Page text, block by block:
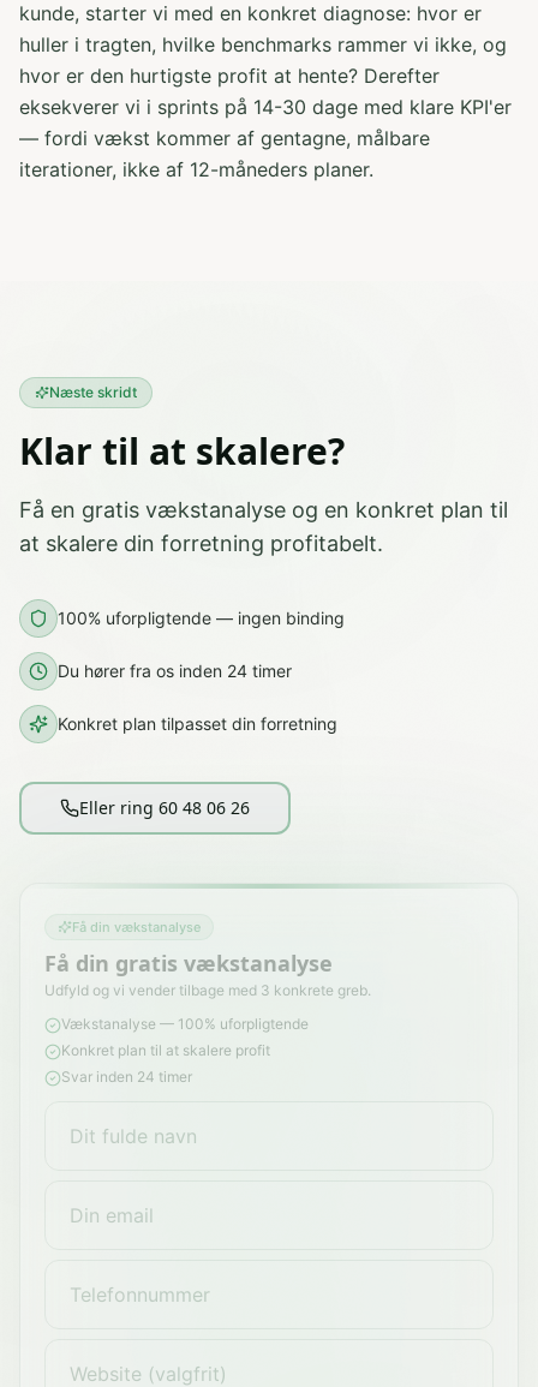
kunde, starter vi med en konkret diagnose: hvor er
huller i tragten, hvilke benchmarks rammer vi ikke, og
hvor er den hurtigste profit at hente? Derefter
eksekverer vi i sprints på 14-30 dage med klare KPI'er
— fordi vækst kommer af gentagne, målbare
iterationer, ikke af 12-måneders planer.
Næste skridt
Klar til at skalere?
Få en gratis vækstanalyse og en konkret plan til
at skalere din forretning profitabelt.
100% uforpligtende — ingen binding
Du hører fra os inden 24 timer
Konkret plan tilpasset din forretning
Eller ring 60 48 06 26
Få din vækstanalyse
Få din gratis vækstanalyse
Udfyld og vi vender tilbage med 3 konkrete greb.
Vækstanalyse — 100% uforpligtende
Konkret plan til at skalere profit
Svar inden 24 timer